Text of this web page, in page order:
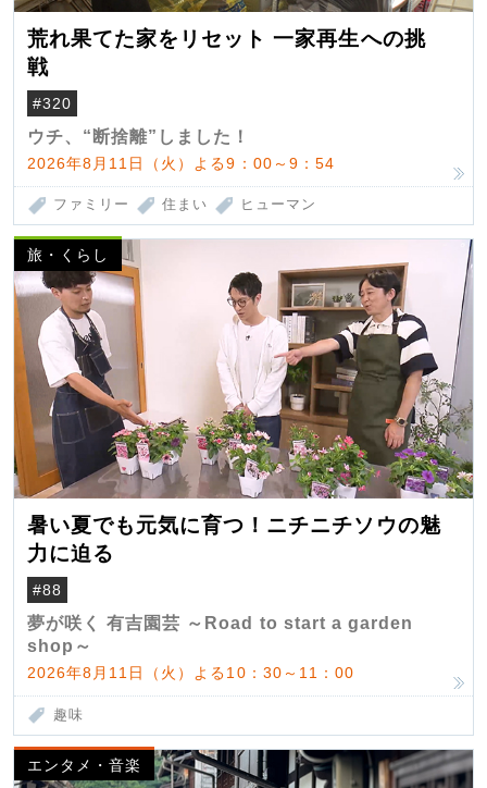
荒れ果てた家をリセット 一家再生への挑
戦
#320
ウチ、“断捨離”しました！
2026年8月11日（火）よる9：00～9：54
ファミリー 住まい ヒューマン
旅・くらし
暑い夏でも元気に育つ！ニチニチソウの魅
力に迫る
#88
夢が咲く 有吉園芸 ～Road to start a garden
shop～
2026年8月11日（火）よる10：30～11：00
趣味
エンタメ・音楽